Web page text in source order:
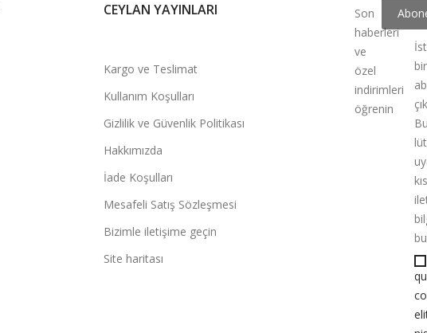
CEYLAN YAYINLARI
Kargo ve Teslimat
Kullanım Koşulları
Gizlilik ve Güvenlik Politikası
Hakkımızda
İade Koşulları
Mesafeli Satış Sözleşmesi
Bizimle iletişime geçin
Site haritası
Son
haberleri
ve
özel
indirimleri
öğrenin